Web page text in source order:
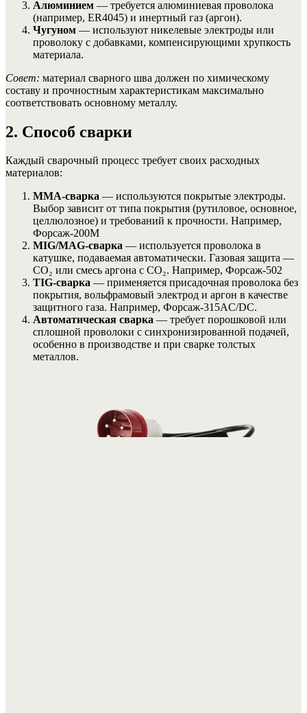
Алюминием — требуется алюминиевая проволока
(например, ER4045) и инертный газ (аргон).
Чугуном — используют никелевые электроды или
проволоку с добавками, компенсирующими хрупкость
материала.
Совет: материал сварного шва должен по химическому
составу и прочностным характеристикам максимально
соответствовать основному металлу.
2. Способ сварки
Каждый сварочный процесс требует своих расходных
материалов:
MMA-сварка — используются покрытые электроды.
Выбор зависит от типа покрытия (рутиловое, основное,
целлюлозное) и требований к прочности. Например,
Форсаж-200М
MIG/MAG-сварка — используется проволока в
катушке, подаваемая автоматически. Газовая защита —
CO₂ или смесь аргона с CO₂. Например, Форсаж-502
TIG-сварка — применяется присадочная проволока без
покрытия, вольфрамовый электрод и аргон в качестве
защитного газа. Например, Форсаж-315AC/DC.
Автоматическая сварка — требует порошковой или
сплошной проволоки с синхронизированной подачей,
особенно в производстве и при сварке толстых
металлов.